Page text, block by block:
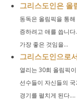
그리스도인은 올
동독은 올림픽을 통
증하려고 애를 씁니
가장 좋은 것임을...
그리스도인으로
열리는 30회 올림픽
선수들이 자신들의
경기를 펼치게 된다....